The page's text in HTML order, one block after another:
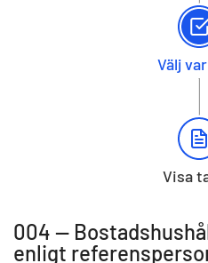
Välj
Visa
004 --
enligt